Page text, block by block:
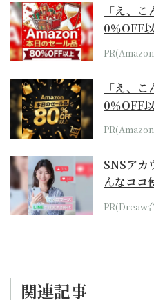
「え、
0％OFF
本気が...
「え、
0％OFF
本気が...
SNSアカ
んなココ
PR(Dreaw
関連記事